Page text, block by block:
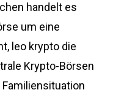
handelt es
um eine
leo krypto die
Krypto-Börsen